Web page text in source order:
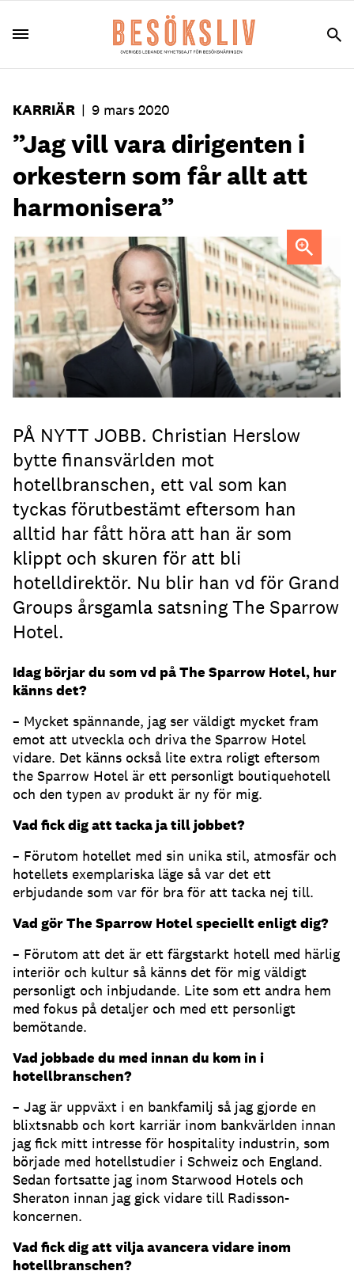
KARRIÄR | 9 mars 2020
”Jag vill vara dirigenten i
orkestern som får allt att
harmonisera”
The Sparrow Hotels nye vd Christian Herslow är
målinriktad och gillar att tävla. Foto: The Sparrow
PÅ NYTT JOBB. Christian Herslow
bytte finansvärlden mot
hotellbranschen, ett val som kan
tyckas förutbestämt eftersom han
alltid har fått höra att han är som
klippt och skuren för att bli
hotelldirektör. Nu blir han vd för Grand
Groups årsgamla satsning The Sparrow
Hotel.
Idag börjar du som vd på The Sparrow Hotel, hur
känns det?
– Mycket spännande, jag ser väldigt mycket fram
emot att utveckla och driva the Sparrow Hotel
vidare. Det känns också lite extra roligt eftersom
the Sparrow Hotel är ett personligt boutiquehotell
och den typen av produkt är ny för mig.
Vad fick dig att tacka ja till jobbet?
– Förutom hotellet med sin unika stil, atmosfär och
hotellets exemplariska läge så var det ett
erbjudande som var för bra för att tacka nej till.
Vad gör The Sparrow Hotel speciellt enligt dig?
– Förutom att det är ett färgstarkt hotell med härlig
interiör och kultur så känns det för mig väldigt
personligt och inbjudande. Lite som ett andra hem
med fokus på detaljer och med ett personligt
bemötande.
Vad jobbade du med innan du kom in i
hotellbranschen?
– Jag är uppväxt i en bankfamilj så jag gjorde en
blixtsnabb och kort karriär inom bankvärlden innan
jag fick mitt intresse för hospitality industrin, som
började med hotellstudier i Schweiz och England.
Sedan fortsatte jag inom Starwood Hotels och
Sheraton innan jag gick vidare till Radisson-
koncernen.
Vad fick dig att vilja avancera vidare inom
hotellbranschen?